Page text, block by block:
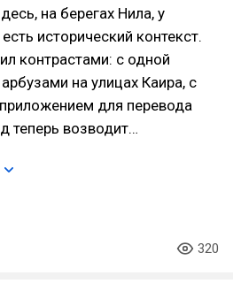
на берегах Нила, у
исторический контекст.
контрастами: с одной
на улицах Каира, с
для перевода
теперь возводит…
320